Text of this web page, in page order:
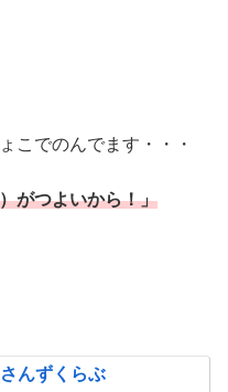
こでのんでます・・・
がつよいから！」
んずくらぶ